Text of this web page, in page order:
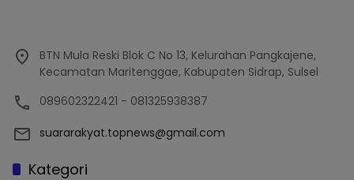
BTN Mula Reski Blok C No 13, Kelurahan Pangkajene,
Kecamatan Maritenggae, Kabupaten Sidrap, Sulsel
089602322421 - 081325938387
suararakyat.topnews@gmail.com
Kategori